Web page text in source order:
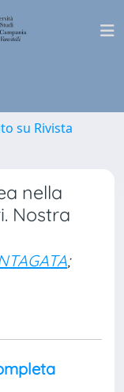
su Rivista
nella
Nostra
;